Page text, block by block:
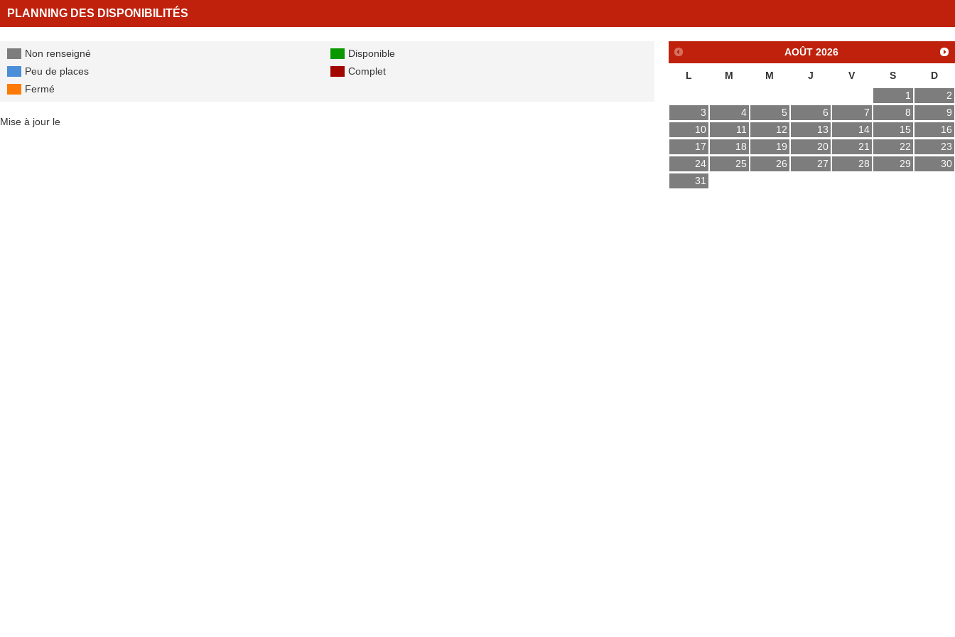
PLANNING DES DISPONIBILITÉS
Non renseigné
Disponible
Peu de places
Complet
Fermé
AOÛT 2026
L M M J V S
D
1
2
3
4 5 6 7 8
9
10
11 12 13 14 15
16
17
18 19 20 21 22
23
24
25 26 27 28 29
30
31
Mise à jour le